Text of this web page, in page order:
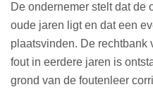
De ondernemer stelt dat de
oude jaren ligt en dat een
plaatsvinden. De rechtbank
fout in eerdere jaren is
grond van de foutenleer